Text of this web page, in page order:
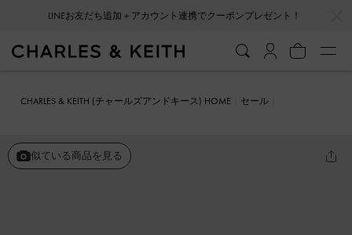
LINEお友だち追加＋アカウント連携でクーポンプレゼント！
CHARLES & KEITH (チャールズアンドキース) HOME
セール
似ている商品を見る